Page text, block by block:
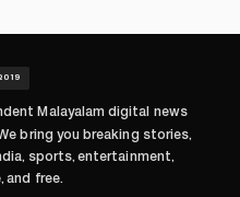
Malayalam digital news
bring you breaking stories,
sports, entertainment,
and free.